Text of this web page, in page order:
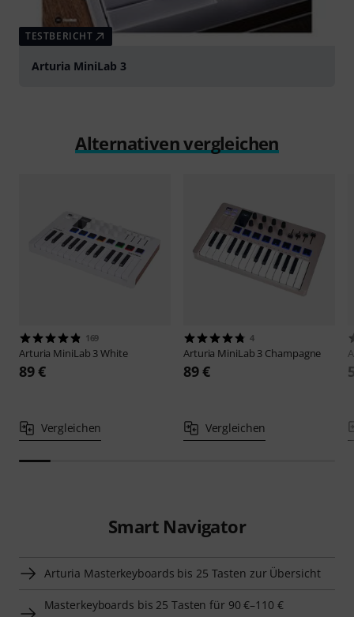
TESTBERICHT
Arturia MiniLab 3
Alternativen vergleichen
169
Arturia MiniLab 3 White
89 €
Vergleichen
4
Arturia MiniLab 3 Champagne
89 €
Vergleichen
Smart Navigator
Arturia Masterkeyboards bis 25 Tasten zur Übersicht
Masterkeyboards bis 25 Tasten für 90 €–110 €